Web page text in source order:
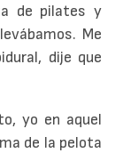
de pilates y
Me
dije que
yo en aquel
de la pelota